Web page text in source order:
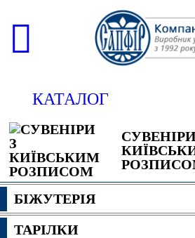
КАТАЛОГ
БІЖУТЕРІЯ
ТАРІЛКИ